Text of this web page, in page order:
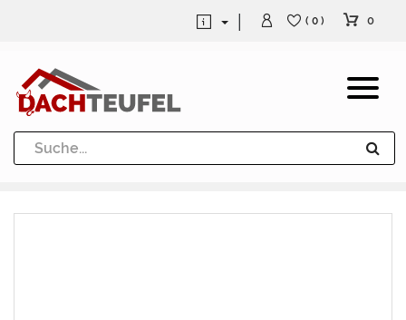
Dachrinne und Fallrohre
Werkzeuge und Löttechnik
( 0 ) 0